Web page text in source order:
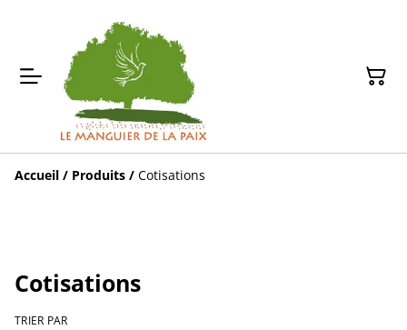
Accueil / Produits / Cotisations
Cotisations
TRIER PAR